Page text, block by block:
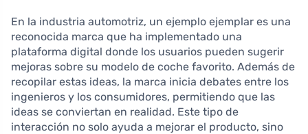
En la industria automotriz, un ejemplo ejemplar es una
reconocida marca que ha implementado una
plataforma digital donde los usuarios pueden sugerir
mejoras sobre su modelo de coche favorito. Además de
recopilar estas ideas, la marca inicia debates entre los
ingenieros y los consumidores, permitiendo que las
ideas se conviertan en realidad. Este tipo de
interacción no solo ayuda a mejorar el producto, sino